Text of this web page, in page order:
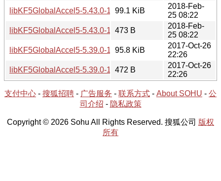
libKF5GlobalAccel5-5.43.0-1.tar.xz99.1 KiB
2018-Feb-
25 08:22
libKF5GlobalAccel5-5.43.0-1.hint473 B
2018-Feb-
25 08:22
libKF5GlobalAccel5-5.39.0-1.tar.xz95.8 KiB
2017-Oct-26
22:26
libKF5GlobalAccel5-5.39.0-1.hint472 B
2017-Oct-26
22:26
支付中心 - 搜狐招聘 - 广告服务 - 联系方式 - About SOHU - 公
司介绍 - 隐私政策
Copyright © 2026 Sohu All Rights Reserved. 搜狐公司 版权
所有